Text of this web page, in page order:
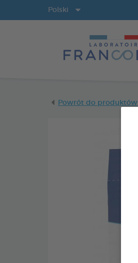
Polski
Powrót do produktów